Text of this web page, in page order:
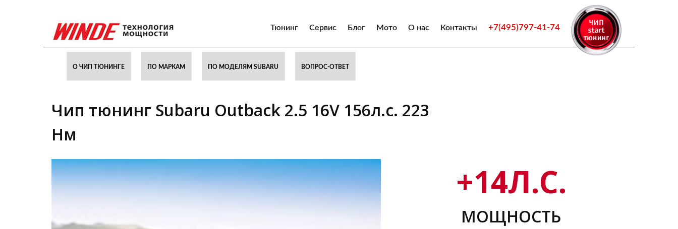
Тюнинг Сервис Блог Мото О нас Контакты +7(495)797-41-74
О ЧИП ТЮНИНГЕ ПО МАРКАМ ПО МОДЕЛЯМ SUBARU ВОПРОС-ОТВЕТ
Чип тюнинг Subaru Outback 2.5 16V 156л.с. 223
Нм
+14Л.С.
МОЩНОСТЬ